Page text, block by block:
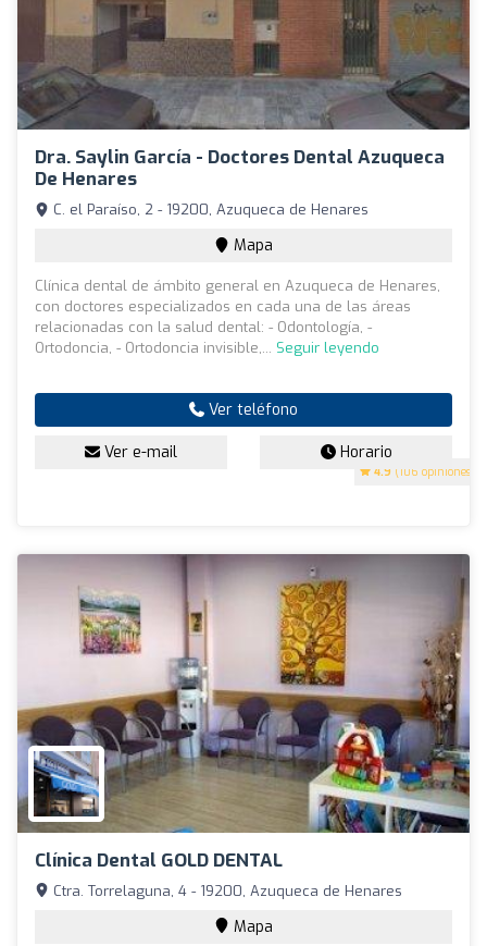
Dra. Saylin García - Doctores Dental Azuqueca
De Henares
4.9 (106 opiniones)
C. el Paraíso, 2 - 19200, Azuqueca de Henares
Mapa
Clínica dental de ámbito general en Azuqueca de Henares,
con doctores especializados en cada una de las áreas
relacionadas con la salud dental: - Odontología, -
Ortodoncia, - Ortodoncia invisible,... Seguir leyendo
Ver teléfono
Ver e-mail Horario
Clínica Dental GOLD DENTAL
Ctra. Torrelaguna, 4 - 19200, Azuqueca de Henares
Mapa